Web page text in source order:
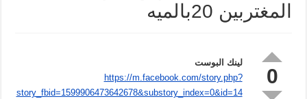
المغتربين 20بالميه
0
لينك البوست
https://m.facebook.com/story.php?
story_fbid=1599906473642678&substory_index=0&id=14